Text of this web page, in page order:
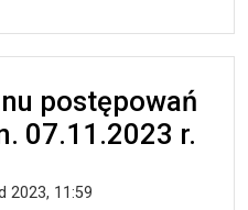
postępowań
07.11.2023 r.
2023, 11:59